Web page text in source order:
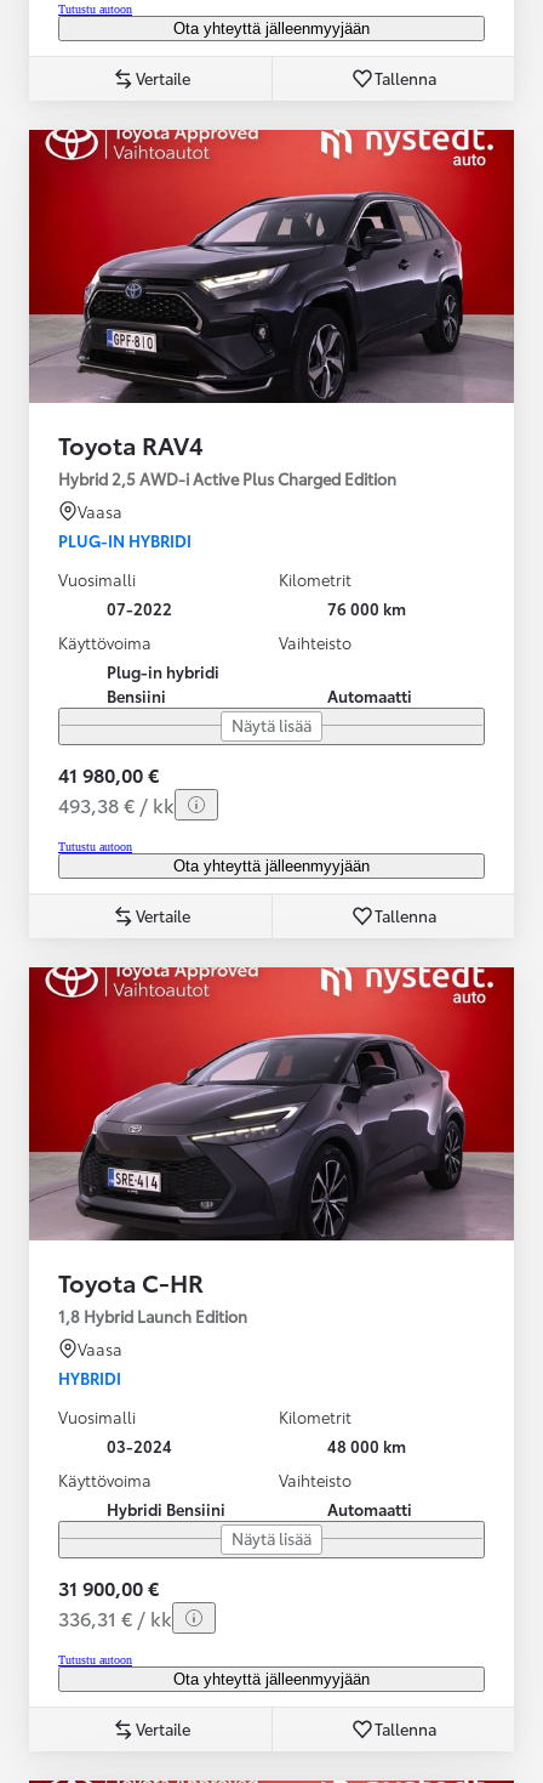
Tutustu autoon
Ota yhteyttä jälleenmyyjään
Vertaile Tallenna
Toyota RAV4
Hybrid 2,5 AWD-i Active Plus Charged Edition
Vaasa
PLUG-IN HYBRIDI
Vuosimalli
07-2022
Kilometrit
76 000 km
Käyttövoima
Plug-in hybridi
Bensiini
Vaihteisto
Automaatti
Näytä lisää
41 980,00 €
493,38 € / kk
Tutustu autoon
Ota yhteyttä jälleenmyyjään
Vertaile Tallenna
Toyota C-HR
1,8 Hybrid Launch Edition
Vaasa
HYBRIDI
Vuosimalli
03-2024
Kilometrit
48 000 km
Käyttövoima
Hybridi Bensiini
Vaihteisto
Automaatti
Näytä lisää
31 900,00 €
336,31 € / kk
Tutustu autoon
Ota yhteyttä jälleenmyyjään
Vertaile Tallenna